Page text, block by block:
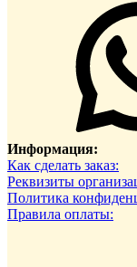
Информация:
Как сделать заказ:
Реквизиты
Политика
Правила оплаты: